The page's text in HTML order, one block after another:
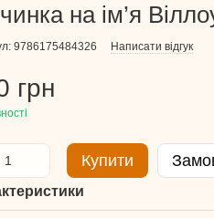
на ім’я
9786175484326 Написати відгук
грн
Купити